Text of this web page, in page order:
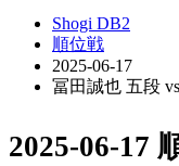
Shogi DB2
順位戦
2025-06-17
冨田誠也 五段
2025-06-17